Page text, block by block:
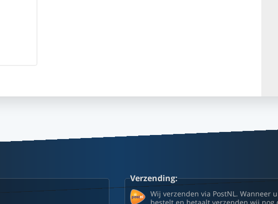
Verzending:
Wij verzenden via PostNL. Wanneer